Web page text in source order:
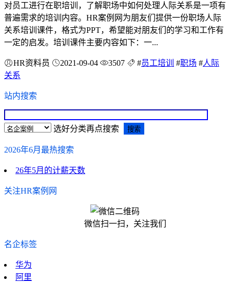
对员工进行在职培训，了解职场中如何处理人际关系是一项有
普遍需求的培训内容。HR案例网为朋友们提供一份职场人际
关系培训课件，格式为PPT，希望能对朋友们的学习和工作有
一定的启发。培训课件主要内容如下：一...
HR资料员 2021-09-04 3507 #员工培训 #职场 #人际
关系
站内搜索
选好分类再点搜索
2026年6月最热搜索
26年5月的计薪天数
关注HR案例网
微信扫一扫，关注我们
名企标签
华为
阿里